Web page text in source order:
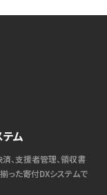
ム
、支援者管理、領収書
った寄付DXシステムで